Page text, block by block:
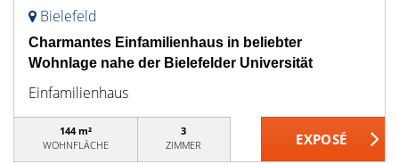
Bielefeld
Charmantes Einfamilienhaus in beliebter
Wohnlage nahe der Bielefelder Universität
Einfamilienhaus
144 m²
WOHNFLÄCHE
3
ZIMMER